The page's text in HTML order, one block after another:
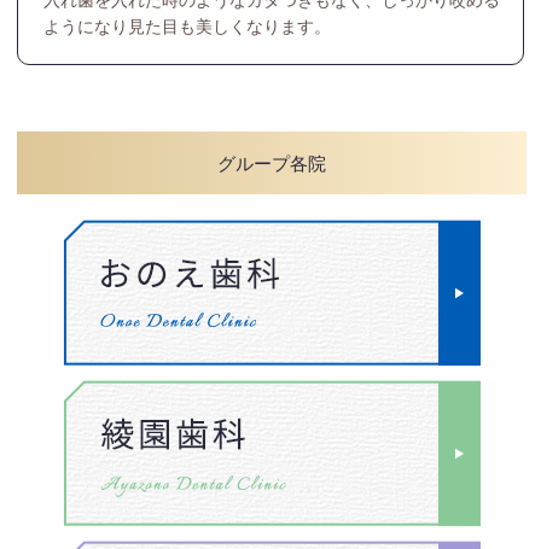
ようになり見た目も美しくなります。
グループ各院